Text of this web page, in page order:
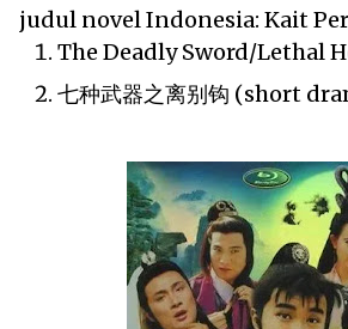
judul novel Indonesia: Kait
The Deadly Sword/Lethal
七种武器之离别钩 (short